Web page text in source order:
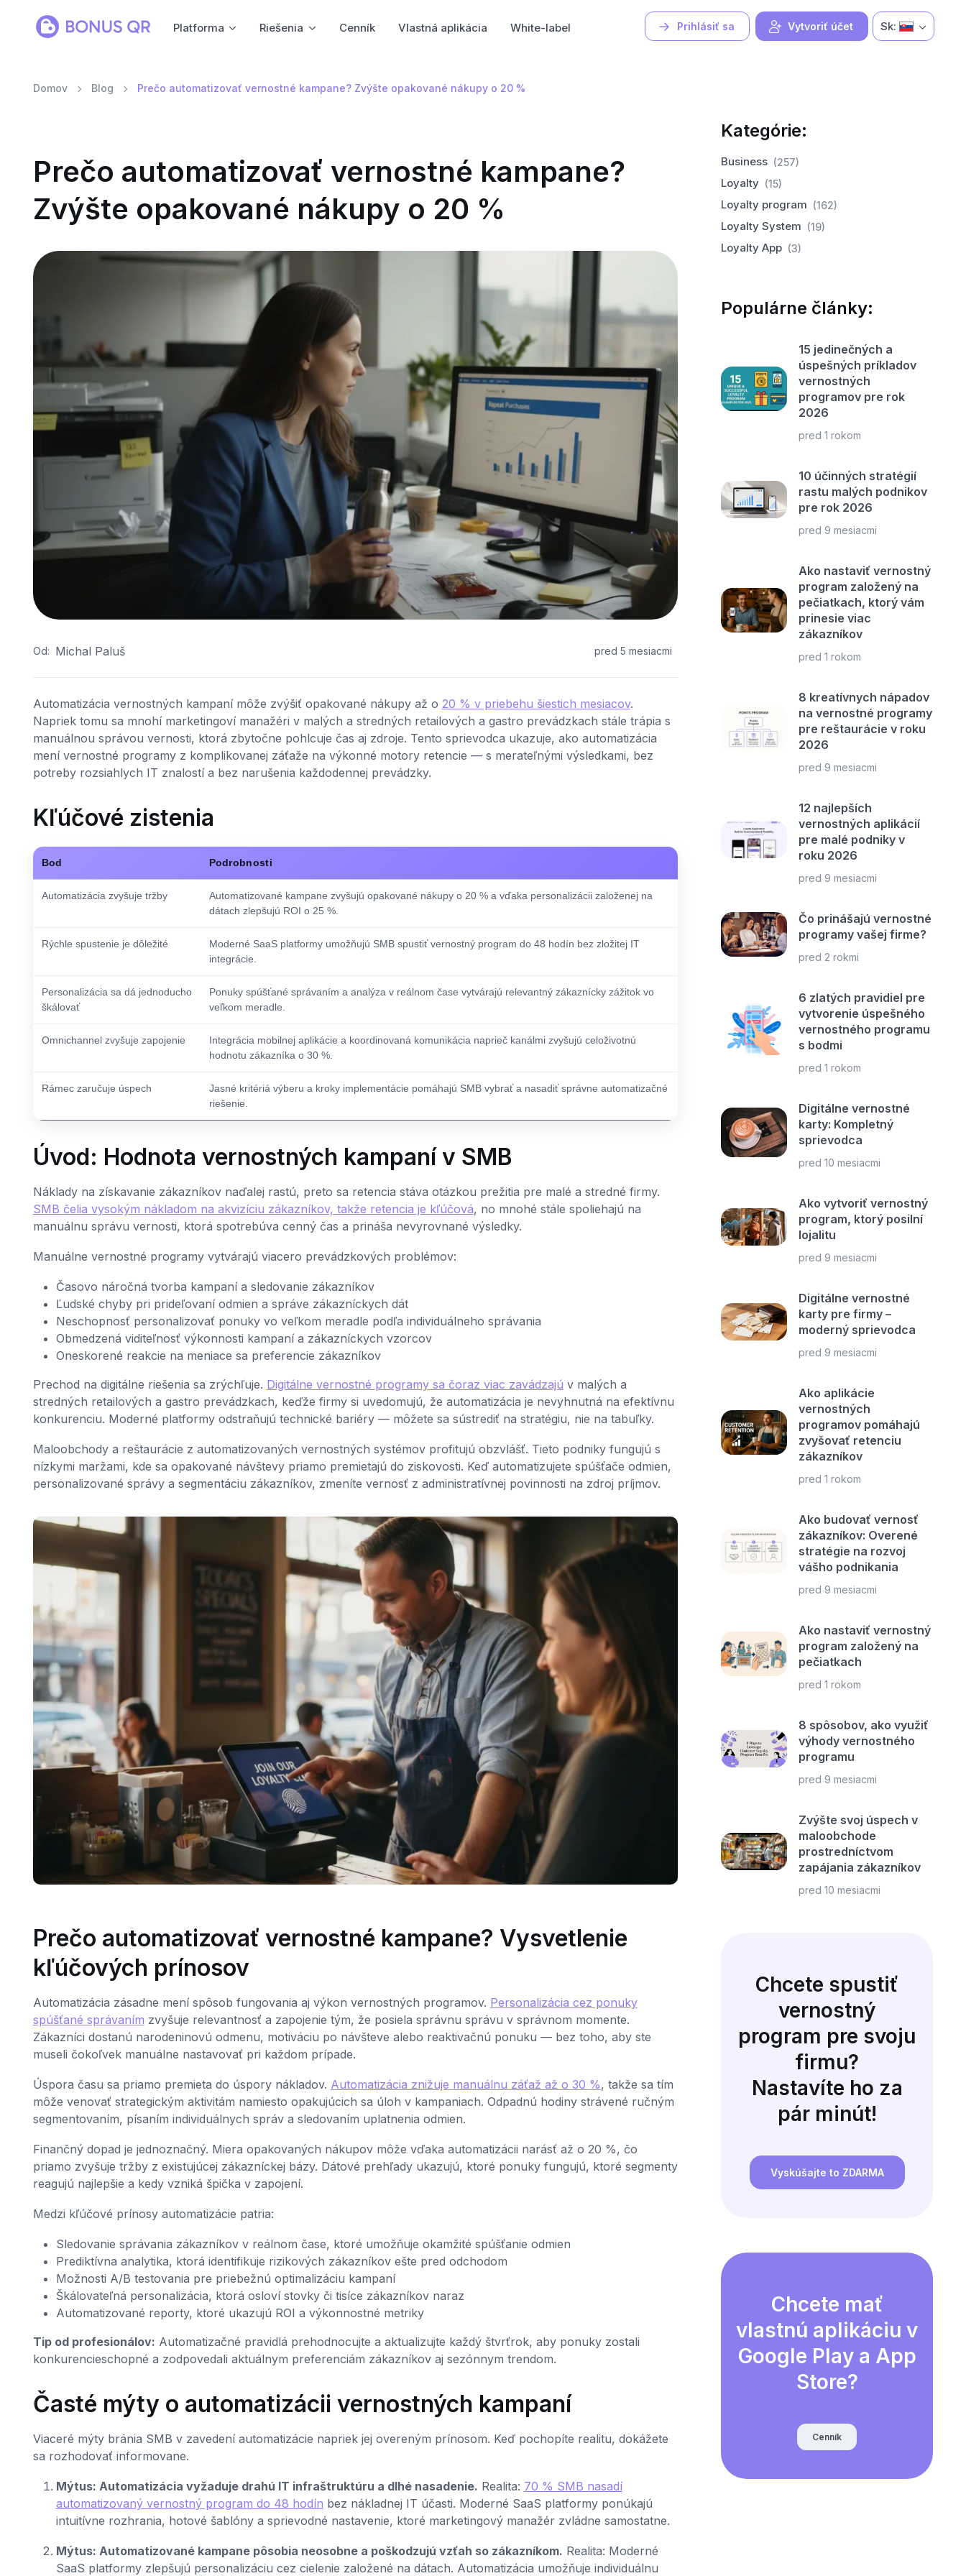
Prihlásiť sa Vytvoriť účet
Platforma Riešenia Cenník Vlastná aplikácia White-label Sk:
Domov Blog Prečo automatizovať vernostné kampane? Zvýšte opakované nákupy o 20 %
Prečo automatizovať vernostné kampane?
Zvýšte opakované nákupy o 20 %
Od: Michal Paluš pred 5 mesiacmi
Automatizácia vernostných kampaní môže zvýšiť opakované nákupy až o 20 % v priebehu šiestich mesiacov.
Napriek tomu sa mnohí marketingoví manažéri v malých a stredných retailových a gastro prevádzkach stále trápia s
manuálnou správou vernosti, ktorá zbytočne pohlcuje čas aj zdroje. Tento sprievodca ukazuje, ako automatizácia
mení vernostné programy z komplikovanej záťaže na výkonné motory retencie — s merateľnými výsledkami, bez
potreby rozsiahlych IT znalostí a bez narušenia každodennej prevádzky.
Kľúčové zistenia
Bod Podrobnosti
Automatizácia zvyšuje tržby
Automatizované kampane zvyšujú opakované nákupy o 20 % a vďaka personalizácii založenej na
dátach zlepšujú ROI o 25 %.
Rýchle spustenie je dôležité
Moderné SaaS platformy umožňujú SMB spustiť vernostný program do 48 hodín bez zložitej IT
integrácie.
Personalizácia sa dá jednoducho
škálovať
Ponuky spúšťané správaním a analýza v reálnom čase vytvárajú relevantný zákaznícky zážitok vo
veľkom meradle.
Omnichannel zvyšuje zapojenie
Integrácia mobilnej aplikácie a koordinovaná komunikácia naprieč kanálmi zvyšujú celoživotnú
hodnotu zákazníka o 30 %.
Rámec zaručuje úspech
Jasné kritériá výberu a kroky implementácie pomáhajú SMB vybrať a nasadiť správne automatizačné
riešenie.
Úvod: Hodnota vernostných kampaní v SMB
Náklady na získavanie zákazníkov naďalej rastú, preto sa retencia stáva otázkou prežitia pre malé a stredné firmy.
SMB čelia vysokým nákladom na akvizíciu zákazníkov, takže retencia je kľúčová, no mnohé stále spoliehajú na
manuálnu správu vernosti, ktorá spotrebúva cenný čas a prináša nevyrovnané výsledky.
Manuálne vernostné programy vytvárajú viacero prevádzkových problémov:
Časovo náročná tvorba kampaní a sledovanie zákazníkov
Ľudské chyby pri prideľovaní odmien a správe zákazníckych dát
Neschopnosť personalizovať ponuky vo veľkom meradle podľa individuálneho správania
Obmedzená viditeľnosť výkonnosti kampaní a zákazníckych vzorcov
Oneskorené reakcie na meniace sa preferencie zákazníkov
Prechod na digitálne riešenia sa zrýchľuje. Digitálne vernostné programy sa čoraz viac zavádzajú v malých a
stredných retailových a gastro prevádzkach, keďže firmy si uvedomujú, že automatizácia je nevyhnutná na efektívnu
konkurenciu. Moderné platformy odstraňujú technické bariéry — môžete sa sústrediť na stratégiu, nie na tabuľky.
Maloobchody a reštaurácie z automatizovaných vernostných systémov profitujú obzvlášť. Tieto podniky fungujú s
nízkymi maržami, kde sa opakované návštevy priamo premietajú do ziskovosti. Keď automatizujete spúšťače odmien,
personalizované správy a segmentáciu zákazníkov, zmeníte vernosť z administratívnej povinnosti na zdroj príjmov.
Prečo automatizovať vernostné kampane? Vysvetlenie
kľúčových prínosov
Automatizácia zásadne mení spôsob fungovania aj výkon vernostných programov. Personalizácia cez ponuky
spúšťané správaním zvyšuje relevantnosť a zapojenie tým, že posiela správnu správu v správnom momente.
Zákazníci dostanú narodeninovú odmenu, motiváciu po návšteve alebo reaktivačnú ponuku — bez toho, aby ste
museli čokoľvek manuálne nastavovať pri každom prípade.
Úspora času sa priamo premieta do úspory nákladov. Automatizácia znižuje manuálnu záťaž až o 30 %, takže sa tím
môže venovať strategickým aktivitám namiesto opakujúcich sa úloh v kampaniach. Odpadnú hodiny strávené ručným
segmentovaním, písaním individuálnych správ a sledovaním uplatnenia odmien.
Finančný dopad je jednoznačný. Miera opakovaných nákupov môže vďaka automatizácii narásť až o 20 %, čo
priamo zvyšuje tržby z existujúcej zákazníckej bázy. Dátové prehľady ukazujú, ktoré ponuky fungujú, ktoré segmenty
reagujú najlepšie a kedy vzniká špička v zapojení.
Medzi kľúčové prínosy automatizácie patria:
Sledovanie správania zákazníkov v reálnom čase, ktoré umožňuje okamžité spúšťanie odmien
Prediktívna analytika, ktorá identifikuje rizikových zákazníkov ešte pred odchodom
Možnosti A/B testovania pre priebežnú optimalizáciu kampaní
Škálovateľná personalizácia, ktorá osloví stovky či tisíce zákazníkov naraz
Automatizované reporty, ktoré ukazujú ROI a výkonnostné metriky
Tip od profesionálov: Automatizačné pravidlá prehodnocujte a aktualizujte každý štvrťrok, aby ponuky zostali
konkurencieschopné a zodpovedali aktuálnym preferenciám zákazníkov aj sezónnym trendom.
Časté mýty o automatizácii vernostných kampaní
Viaceré mýty bránia SMB v zavedení automatizácie napriek jej overeným prínosom. Keď pochopíte realitu, dokážete
sa rozhodovať informovane.
Mýtus: Automatizácia vyžaduje drahú IT infraštruktúru a dlhé nasadenie. Realita: 70 % SMB nasadí
automatizovaný vernostný program do 48 hodín bez nákladnej IT účasti. Moderné SaaS platformy ponúkajú
intuitívne rozhrania, hotové šablóny a sprievodné nastavenie, ktoré marketingový manažér zvládne samostatne.
Mýtus: Automatizované kampane pôsobia neosobne a poškodzujú vzťah so zákazníkom. Realita: Moderné
SaaS platformy zlepšujú personalizáciu cez cielenie založené na dátach. Automatizácia umožňuje individuálnu
Kategórie:
Business (257)
Loyalty (15)
Loyalty program (162)
Loyalty System (19)
Loyalty App (3)
Populárne články:
15 jedinečných a
úspešných príkladov
vernostných
programov pre rok
2026
pred 1 rokom
10 účinných stratégií
rastu malých podnikov
pre rok 2026
pred 9 mesiacmi
Ako nastaviť vernostný
program založený na
pečiatkach, ktorý vám
prinesie viac
zákazníkov
pred 1 rokom
8 kreatívnych nápadov
na vernostné programy
pre reštaurácie v roku
2026
pred 9 mesiacmi
12 najlepších
vernostných aplikácií
pre malé podniky v
roku 2026
pred 9 mesiacmi
Čo prinášajú vernostné
programy vašej firme?
pred 2 rokmi
6 zlatých pravidiel pre
vytvorenie úspešného
vernostného programu
s bodmi
pred 1 rokom
Digitálne vernostné
karty: Kompletný
sprievodca
pred 10 mesiacmi
Ako vytvoriť vernostný
program, ktorý posilní
lojalitu
pred 9 mesiacmi
Digitálne vernostné
karty pre firmy –
moderný sprievodca
pred 9 mesiacmi
Ako aplikácie
vernostných
programov pomáhajú
zvyšovať retenciu
zákazníkov
pred 1 rokom
Ako budovať vernosť
zákazníkov: Overené
stratégie na rozvoj
vášho podnikania
pred 9 mesiacmi
Ako nastaviť vernostný
program založený na
pečiatkach
pred 1 rokom
8 spôsobov, ako využiť
výhody vernostného
programu
pred 9 mesiacmi
Zvýšte svoj úspech v
maloobchode
prostredníctvom
zapájania zákazníkov
pred 10 mesiacmi
Chcete spustiť
vernostný
program pre svoju
firmu?
Nastavíte ho za
pár minút!
Vyskúšajte to ZDARMA
Chcete mať
vlastnú aplikáciu v
Google Play a App
Store?
Cenník